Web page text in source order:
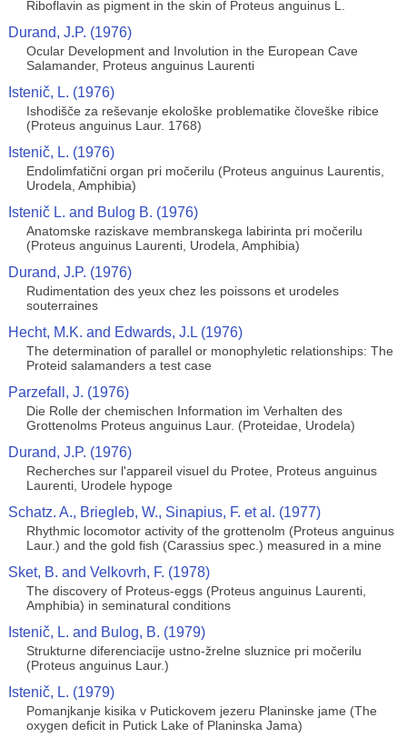
Riboflavin as pigment in the skin of Proteus anguinus L.
Durand, J.P. (1976)
Ocular Development and Involution in the European Cave
Salamander, Proteus anguinus Laurenti
Istenič, L. (1976)
Ishodišče za reševanje ekološke problematike človeške ribice
(Proteus anguinus Laur. 1768)
Istenič, L. (1976)
Endolimfatični organ pri močerilu (Proteus anguinus Laurentis,
Urodela, Amphibia)
Istenič L. and Bulog B. (1976)
Anatomske raziskave membranskega labirinta pri močerilu
(Proteus anguinus Laurenti, Urodela, Amphibia)
Durand, J.P. (1976)
Rudimentation des yeux chez les poissons et urodeles
souterraines
Hecht, M.K. and Edwards, J.L (1976)
The determination of parallel or monophyletic relationships: The
Proteid salamanders a test case
Parzefall, J. (1976)
Die Rolle der chemischen Information im Verhalten des
Grottenolms Proteus anguinus Laur. (Proteidae, Urodela)
Durand, J.P. (1976)
Recherches sur l'appareil visuel du Protee, Proteus anguinus
Laurenti, Urodele hypoge
Schatz. A., Briegleb, W., Sinapius, F. et al. (1977)
Rhythmic locomotor activity of the grottenolm (Proteus anguinus
Laur.) and the gold fish (Carassius spec.) measured in a mine
Sket, B. and Velkovrh, F. (1978)
The discovery of Proteus-eggs (Proteus anguinus Laurenti,
Amphibia) in seminatural conditions
Istenič, L. and Bulog, B. (1979)
Strukturne diferenciacije ustno-žrelne sluznice pri močerilu
(Proteus anguinus Laur.)
Istenič, L. (1979)
Pomanjkanje kisika v Putickovem jezeru Planinske jame (The
oxygen deficit in Putick Lake of Planinska Jama)